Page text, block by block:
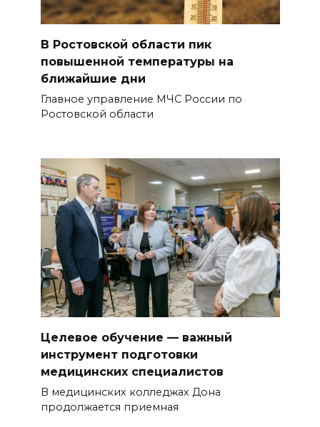
В Ростовской области пик
повышенной температуры на
ближайшие дни
Главное управление МЧС России по
Ростовской области
Целевое обучение — важный
инструмент подготовки
медицинских специалистов
В медицинских колледжах Дона
продолжается приемная